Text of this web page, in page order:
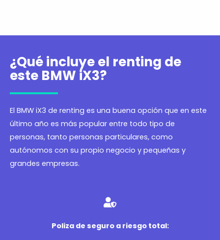
¿Qué incluye el renting de
este BMW iX3?
El BMW iX3 de renting es una buena opción que en este
último año es más popular entre todo tipo de
personas, tanto personas particulares, como
autónomos con su propio negocio y pequeñas y
grandes empresas.
Poliza de seguro a riesgo total: